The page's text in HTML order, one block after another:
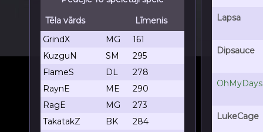
Tēla vārds
Līmenis
GrindX
MG
161
KuzguN
SM
295
FlameS
DL
278
RaynE
ME
290
RagE
MG
273
TakatakZ
BK
284
Lapsa
Dipsauce
OhMyDays
LukeCage